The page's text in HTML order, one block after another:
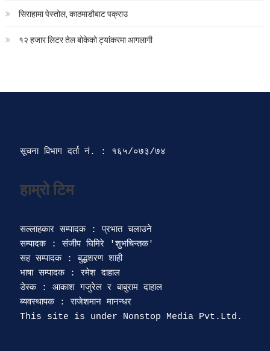
सिराहामा पेस्तोल, काठमाडौबाट पक्राउ
१२ हजार लिटर तेल बोकेको ट्यांकरमा आगलागी
सूचना विभाग दर्ता‍ नं. : १६५/०७३/७४
हाम्रो टिम
सल्लाहकार सम्पादक : प्रभात चलाउने
सम्पादक : संजीप घिमिरे 'शुभचिन्तक'
सह सम्पादक : बुद्धशरण शाही
भाषा सम्पादक : रमेश दाहाल
डेस्क : आकाश गजुरेल र बाबुराम दाहाल
ब्यवस्थापक : राजेशमान मानन्धर